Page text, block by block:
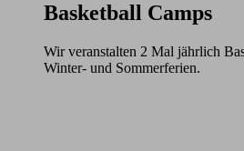
Basketball Camps
Wir veranstalten 2 Mal jährlich
Winter- und Sommerferien.